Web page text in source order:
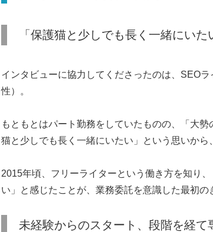
「保護猫と少しでも長く一緒にい
インタビューに協力してくださったのは、SEO
性）。
もともとはパート勤務をしていたものの、「大
猫と少しでも長く一緒にいたい」という思いから
2015年頃、フリーライターという働き方を知り
い」と感じたことが、業務委託を意識した最初の
未経験からのスタート、段階を経て